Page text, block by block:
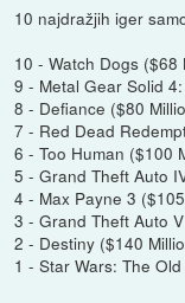
10 najdražjih iger
10 - Watch Dogs ($68
9 - Metal Gear Solid
8 - Defiance ($80
7 - Red Dead
6 - Too Human ($100
5 - Grand Theft Auto
4 - Max Payne 3
3 - Grand Theft Auto
2 - Destiny ($140
1 - Star Wars: The